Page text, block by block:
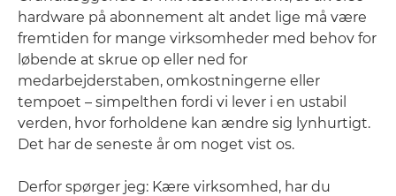
hardware på abonnement alt andet lige må være
fremtiden for mange virksomheder med behov for
løbende at skrue op eller ned for
medarbejderstaben, omkostningerne eller
tempoet – simpelthen fordi vi lever i en ustabil
verden, hvor forholdene kan ændre sig lynhurtigt.
Det har de seneste år om noget vist os.
Derfor spørger jeg: Kære virksomhed, har du